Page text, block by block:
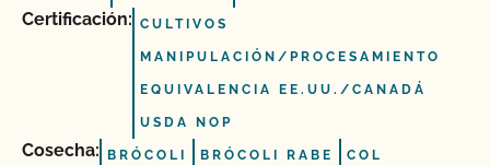
Certificación: CULTIVOS
MANIPULACIÓN/PROCESAMIENTO
EQUIVALENCIA EE.UU./CANADÁ
USDA NOP
Cosecha: BRÓCOLI BRÓCOLI RABE COL